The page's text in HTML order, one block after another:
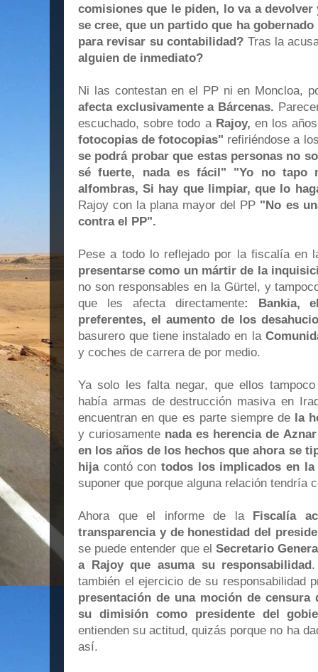
comisiones que le piden, lo va a
se cree, que un partido que ha
para revisar su contabilidad? Tras la
alguien de inmediato?
Ni las contestan en el PP ni en Moncloa,
afecta exclusivamente a Bárcenas.
escuchado, sobre todo a Rajoy, en los
fotocopias de fotocopias" refiriéndose a
se podrá probar que estas personas no
sé fuerte, nada es fácil" "Yo no tapo
alfombras, Si hay que limpiar, que lo
Rajoy con la plana mayor del PP "No es
contra el PP".
Pese a todo lo reflejado por la fiscalía en
presentarse como un mártir de la
no son responsables en la Gürtel, y
que les afecta directamente: Bankia,
preferentes, el aumento de los
basurero que tiene instalado en la
y coches de carrera de por medio.
Ya solo les falta negar, que ellos
había armas de destrucción masiva en
encuentran en que es parte siempre de la
y curiosamente nada es herencia de
en los años de los hechos que ahora se
hijacontó con todos los implicados en
suponer que porque alguna relación tendría
Ahora que el informe de la Fiscalía
transparencia y de honestidad del
se puede entender que el Secretario
a Rajoy que asuma su responsabilidad
también el ejercicio de su responsabilidad
presentación de una moción de censura
su dimisión como presidente del
entienden su actitud, quizás porque no ha
así.